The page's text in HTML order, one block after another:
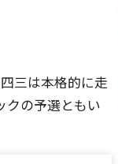
三は本格的に走
クの予選ともい